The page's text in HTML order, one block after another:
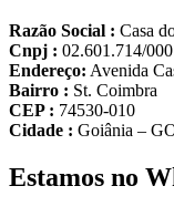
Razão Social : Casa
Cnpj : 02.601.714/
Endereço: Avenida
Bairro : St. Coimbra
CEP : 74530-010
Cidade : Goiânia –
Estamos no